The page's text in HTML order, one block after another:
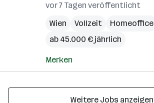
vor 7 Tagen veröffentlicht
Wien
Vollzeit
Homeoffice
ab 45.000 € jährlich
Merken
Weitere Jobs anzeigen